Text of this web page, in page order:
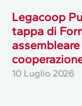
Legacoop
tappa di
10 Luglio 2026